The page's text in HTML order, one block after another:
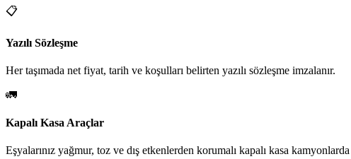
📋
Yazılı Sözleşme
Her taşımada net fiyat, tarih ve koşulları belirten yazılı sözleşme imzalanır.
🚛
Kapalı Kasa Araçlar
Eşyalarınız yağmur, toz ve dış etkenlerden korumalı kapalı kasa kamyonlarda